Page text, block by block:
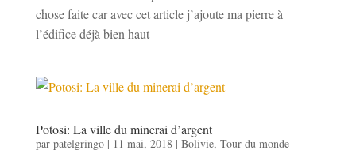
chose faite car avec cet article j’ajoute ma pierre à
l’édifice déjà bien haut
Potosi: La ville du minerai d’argent
par patelgringo| 11 mai, 2018| Bolivie, Tour du monde